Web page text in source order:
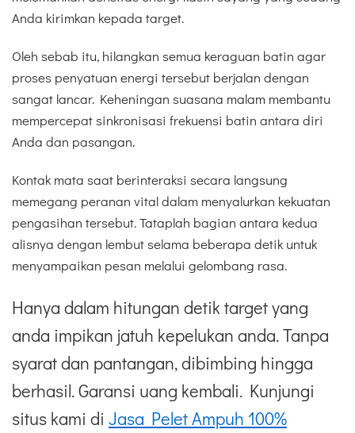
Anda kirimkan kepada target.
Oleh sebab itu, hilangkan semua keraguan batin agar
proses penyatuan energi tersebut berjalan dengan
sangat lancar. Keheningan suasana malam membantu
mempercepat sinkronisasi frekuensi batin antara diri
Anda dan pasangan.
Kontak mata saat berinteraksi secara langsung
memegang peranan vital dalam menyalurkan kekuatan
pengasihan tersebut. Tataplah bagian antara kedua
alisnya dengan lembut selama beberapa detik untuk
menyampaikan pesan melalui gelombang rasa.
Hanya dalam hitungan detik target yang
anda impikan jatuh kepelukan anda. Tanpa
syarat dan pantangan, dibimbing hingga
berhasil. Garansi uang kembali. Kunjungi
situs kami di Jasa Pelet Ampuh 100%